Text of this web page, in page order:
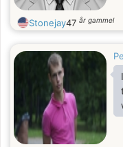
Stonejay47 år gammel